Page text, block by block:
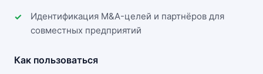
Идентификация M&A-целей и партнёров для
совместных предприятий
Как пользоваться